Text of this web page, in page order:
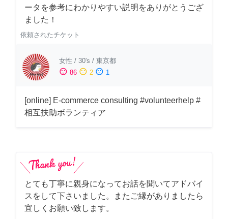
ータを参考にわかりやすい説明をありがとうござ
ました！
依頼されたチケット
女性 / 30's / 東京都
sentiment_satisfied 86 sentiment_neutral 2 sentiment_dissatisfied 1
[online] E-commerce consulting #volunteerhelp #
相互扶助ボランティア
とても丁寧に親身になってお話を聞いてアドバイ
スをして下さいました。またご縁がありましたら
宜しくお願い致します。